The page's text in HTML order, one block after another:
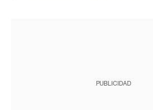
PUBLICIDAD